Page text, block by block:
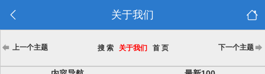
关于我们
上一个主题 搜 索 关于我们 首 页 下一个主题